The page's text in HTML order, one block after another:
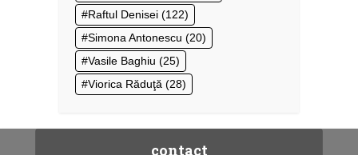
Raftul Denisei (122)
Simona Antonescu (20)
Vasile Baghiu (25)
Viorica Răduţă (28)
contact